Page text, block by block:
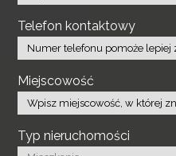
Telefon kontaktowy
Miejscowość
Typ nieruchomości